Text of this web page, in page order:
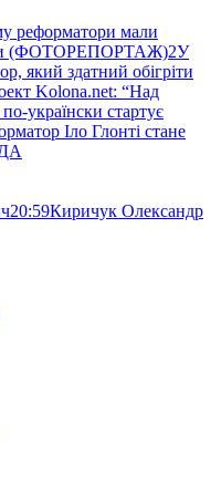
реформатори мали
(ФОТОРЕПОРТАЖ)2У
який здатний обігріти
Kolona.net: “Над
українски стартує
Іло Глонті стане
20:59Киричук Олександр